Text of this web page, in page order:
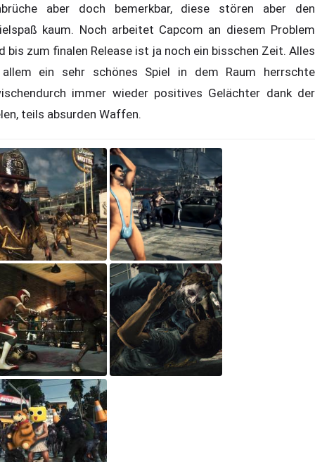
aber doch bemerkbar, diese stören aber den
kaum. Noch arbeitet Capcom an diesem Problem
bis zum finalen Release ist ja noch ein bisschen Zeit. Alles
ein sehr schönes Spiel in dem Raum herrschte
immer wieder positives Gelächter dank der
teils absurden Waffen.